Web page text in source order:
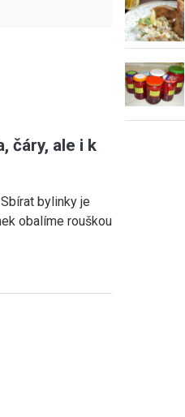
čáry, ale i k
bylinky je
obalíme rouškou